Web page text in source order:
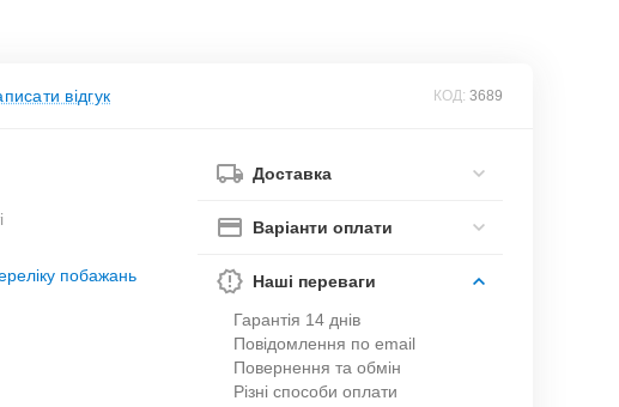
відгук КОД: 3689
побажань
Доставка
Варіанти оплати
Наші переваги
Гарантія 14 днів
Повідомлення по email
Повернення та обмін
Різні способи оплати